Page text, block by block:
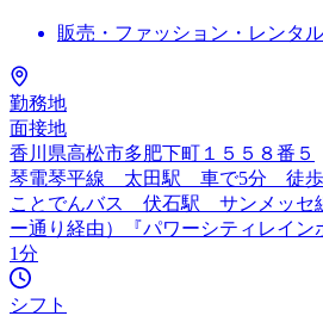
販売・ファッション・レンタル
勤務地
面接地
香川県高松市多肥下町１５５８番５
琴電琴平線 太田駅 車で5分 徒歩
ことでんバス 伏石駅 サンメッセ
ー通り経由）『パワーシティレイ
1分
シフト